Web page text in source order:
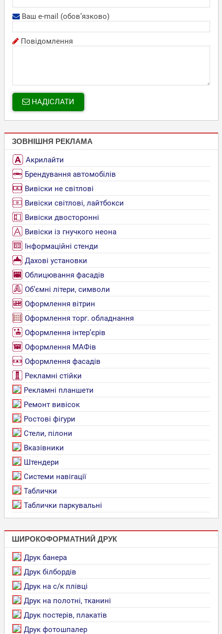
Ваш e-mail (обов’язково)
Повідомлення
НАДІСЛАТИ
ЗОВНІШНЯ РЕКЛАМА
Акрилайти
Брендування автомобілів
Вивіски не світлові
Вивіски світлові, лайтбокси
Вивіски двосторонні
Вивіски із гнучкого неона
Інформаційні стенди
Дахові установки
Облицювання фасадів
Об’ємні літери, символи
Оформлення вітрин
Оформлення торг. обладнання
Оформлення інтер’єрів
Оформлення МАФів
Оформлення фасадів
Рекламні стійки
Рекламні планшети
Ремонт вивісок
Ростові фігури
Стели, пілони
Вказівники
Штендери
Системи навігації
Таблички
Таблички паркувальні
ШИРОКОФОРМАТНИЙ ДРУК
Друк банера
Друк білбордів
Друк на с/к плівці
Друк на полотні, тканині
Друк постерів, плакатів
Друк фотошпалер